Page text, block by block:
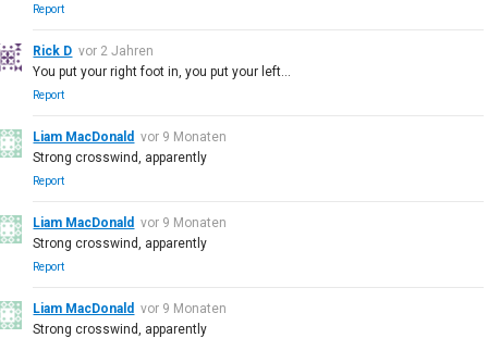
Report
Rick D vor 2 Jahren
You put your right foot in, you put your left...
Report
Liam MacDonald
vor 9 Monaten
Strong crosswind, apparently
Report
Liam MacDonald
vor 9 Monaten
Strong crosswind, apparently
Report
Liam MacDonald
vor 9 Monaten
Strong crosswind, apparently